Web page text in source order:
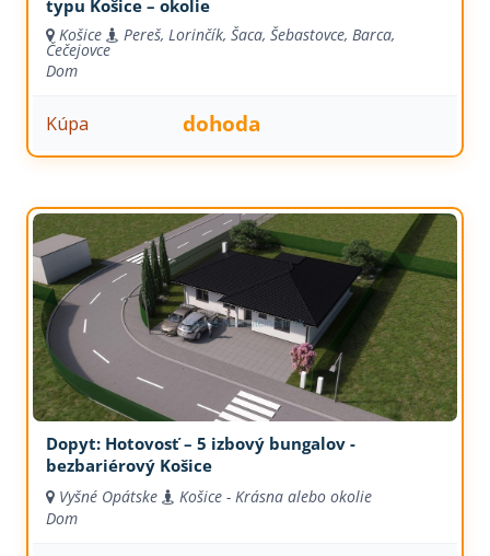
typu Košice – okolie
Košice Pereš, Lorinčík, Šaca, Šebastovce, Barca,
Čečejovce
Dom
Kúpa dohoda
Dopyt: Hotovosť – 5 izbový bungalov -
bezbariérový Košice
Vyšné Opátske
Košice - Krásna alebo okolie
Dom